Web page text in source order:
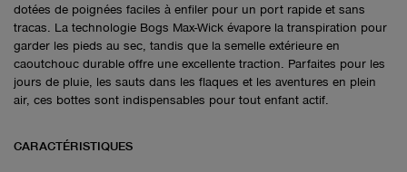
dotées de poignées faciles à enfiler pour un port rapide et sans
tracas. La technologie Bogs Max-Wick évapore la transpiration pour
garder les pieds au sec, tandis que la semelle extérieure en
caoutchouc durable offre une excellente traction. Parfaites pour les
jours de pluie, les sauts dans les flaques et les aventures en plein
air, ces bottes sont indispensables pour tout enfant actif.
CARACTÉRISTIQUES